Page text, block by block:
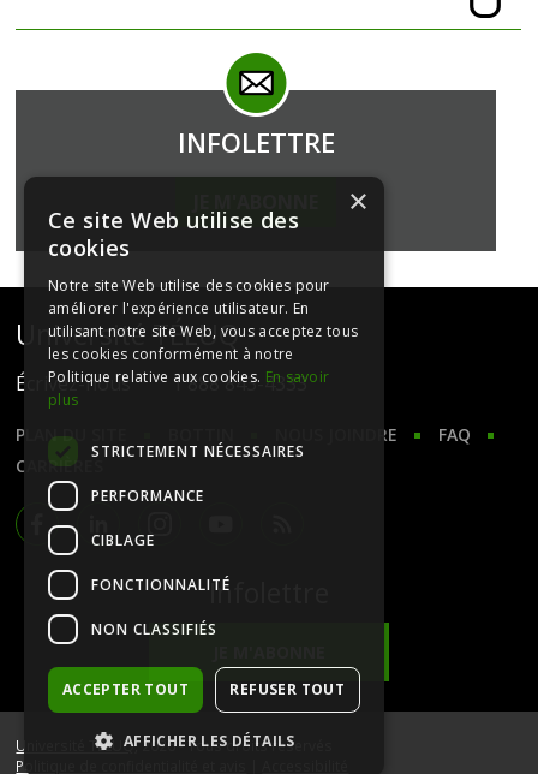
INFOLETTRE
Université TÉLUQ
Écrivez-nous 1 888 843-4333
PLAN DU SITE NOUS JOINDRE
FAQ
CARRIÈRES
FacebookLinkedInInstagramYoutube
Infolettre
Université TÉLUQ, 2026 - Tous droits réservés
Politique de confidentialité et avis
×
Ce site Web utilise des
cookies
Notre site Web utilise des cookies pour
améliorer l'expérience utilisateur. En
utilisant notre site Web, vous acceptez tous
les cookies conformément à notre
Politique relative aux cookies. En savoir
plus
STRICTEMENT NÉCESSAIRES
PERFORMANCE
CIBLAGE
FONCTIONNALITÉ
NON CLASSIFIÉS
ACCEPTER TOUT REFUSER TOUT
AFFICHER LES DÉTAILS